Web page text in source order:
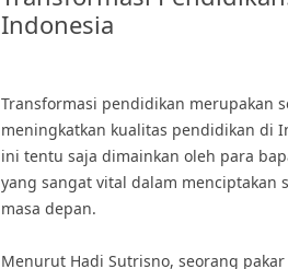
Indonesia
Transformasi pendidikan merupakan
meningkatkan kualitas pendidikan di
ini tentu saja dimainkan oleh para
yang sangat vital dalam menciptakan
masa depan.
Menurut Hadi Sutrisno, seorang